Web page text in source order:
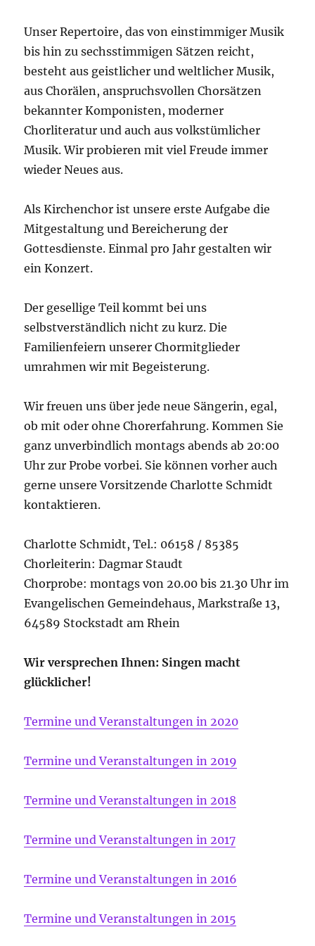
Unser Repertoire, das von einstimmiger Musik
bis hin zu sechsstimmigen Sätzen reicht,
besteht aus geistlicher und weltlicher Musik,
aus Chorälen, anspruchsvollen Chorsätzen
bekannter Komponisten, moderner
Chorliteratur und auch aus volkstümlicher
Musik. Wir probieren mit viel Freude immer
wieder Neues aus.
Als Kirchenchor ist unsere erste Aufgabe die
Mitgestaltung und Bereicherung der
Gottesdienste. Einmal pro Jahr gestalten wir
ein Konzert.
Der gesellige Teil kommt bei uns
selbstverständlich nicht zu kurz. Die
Familienfeiern unserer Chormitglieder
umrahmen wir mit Begeisterung.
Wir freuen uns über jede neue Sängerin, egal,
ob mit oder ohne Chorerfahrung. Kommen Sie
ganz unverbindlich montags abends ab 20:00
Uhr zur Probe vorbei. Sie können vorher auch
gerne unsere Vorsitzende Charlotte Schmidt
kontaktieren.
Charlotte Schmidt, Tel.: 06158 / 85385
Chorleiterin: Dagmar Staudt
Chorprobe: montags von 20.00 bis 21.30 Uhr im
Evangelischen Gemeindehaus, Markstraße 13,
64589 Stockstadt am Rhein
Wir versprechen Ihnen: Singen macht
glücklicher!
Termine und Veranstaltungen in 2020
Termine und Veranstaltungen in 2019
Termine und Veranstaltungen in 2018
Termine und Veranstaltungen in 2017
Termine und Veranstaltungen in 2016
Termine und Veranstaltungen in 2015